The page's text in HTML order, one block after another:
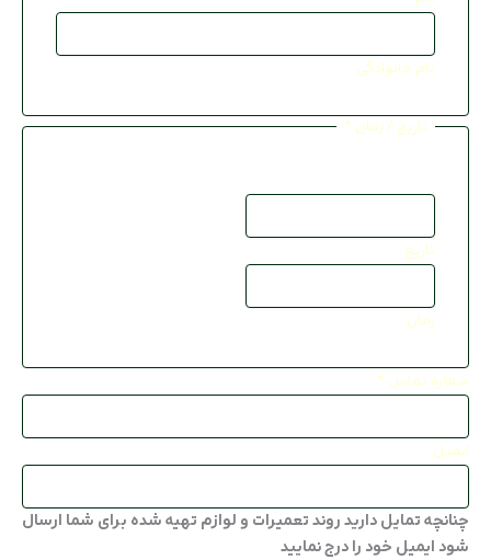
نام خانوادگی
تاریخ / زمان *
تاریخ
زمان
شماره تماس *
ایمیل
چنانچه تمایل دارید روند تعمیرات و لوازم تهیه شده برای شما ارسال
شود ایمیل خود را درج نمایید
تعمیرگاه
تعمیرگاه
درخواست